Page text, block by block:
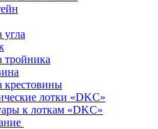
лотки «DKC»
к лоткам «DKC»